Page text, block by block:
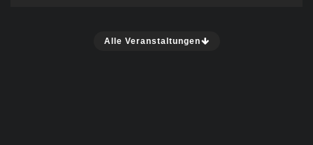
Alle Veranstaltungen